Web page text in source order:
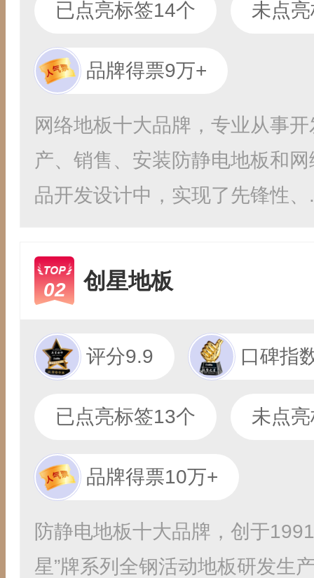
已点亮标签14个 未点
品牌得票9万+
网络地板十大品牌，专业从事
产、销售、安装防静电地板和
品开发设计中，实现了先锋性、
02 创星地板
评分9.9 口碑指
已点亮标签13个 未点
品牌得票10万+
防静电地板十大品牌，创于
星”牌系列全钢活动地板研发生